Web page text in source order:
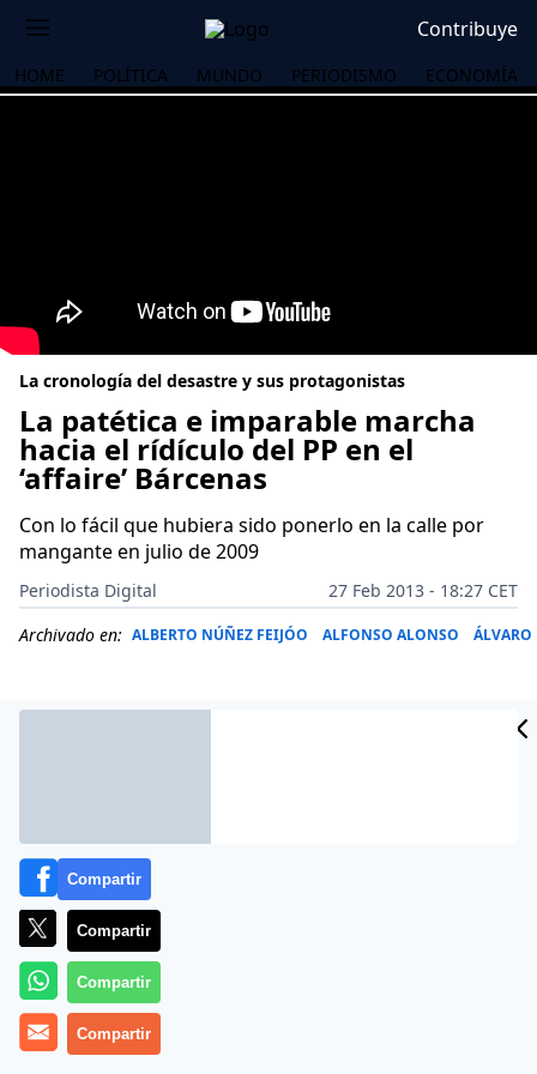
Contribuye
HOME POLÍTICA MUNDO PERIODISMO ECONOMÍA
La cronología del desastre y sus protagonistas
La patética e imparable marcha
hacia el rídículo del PP en el
‘affaire’ Bárcenas
Con lo fácil que hubiera sido ponerlo en la calle por
mangante en julio de 2009
Periodista Digital
27 Feb 2013 - 18:27 CET
Archivado en: ALBERTO NÚÑEZ FEIJÓO ALFONSO ALONSO ÁLVARO
Más información
Compartir
Compartir
Compartir
Compartir